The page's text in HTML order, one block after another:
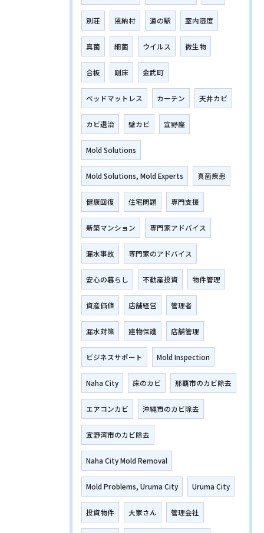
別荘 恩納村 道の駅 室内湿度
真菌 細菌 ウイルス 微生物
合板 剛床 金武町
ベッドマットレス カーテン 天井カビ
カビ退治 壁カビ 宜野座
Mold Solutions
Mold Solutions, Mold Experts 真菌疾患
健康回復 住宅問題 専門支援
新築マンション 専門家アドバイス
漏水事故 専門家のアドバイス
安心の暮らし 不動産投資 物件管理
資産価値 店舗経営 管理者
漏水対策 建物保護 店舗管理
ビジネスサポート Mold Inspection
Naha City 床のカビ 那覇市のカビ除去
エアコンカビ 沖縄市のカビ除去
宜野湾市のカビ除去
Naha City Mold Removal
Mold Problems, Uruma City Uruma City
投資物件 大家さん 管理会社